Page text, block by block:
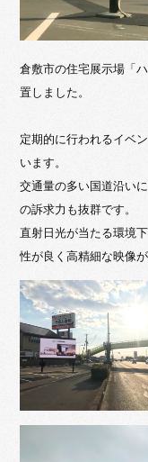
倉敷市の住宅展示場「
置しました。
定期的に行われるイベ
います。
交通量の多い国道沿い
の訴求力も抜群です。
直射日光が当たる環境
性が良く高精細な映像